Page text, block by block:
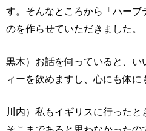
す。そんなところから「ハーブ
のを作らせていただきました。
黒木）お話を伺っていると、い
ィーを飲めますし、心にも体に
川内）私もイギリスに行った